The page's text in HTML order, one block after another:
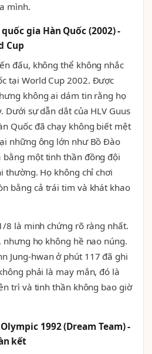
mình.
gia Hàn Quốc (2002) -
Cup
đấu, không thể không nhắc
tại World Cup 2002. Được
không ai dám tin rằng họ
Dưới sự dẫn dắt của HLV Guus
Quốc đã chạy không biết mệt
những ông lớn như Bồ Đào
bằng một tinh thần đồng đội
thường. Họ không chỉ chơi
bằng cả trái tim và khát khao
8 là minh chứng rõ ràng nhất.
nhưng họ không hề nao núng.
Jung-hwan ở phút 117 đã ghi
phải là may mắn, đó là
trì và tinh thần không bao giờ
1992 (Dream Team) -
kết